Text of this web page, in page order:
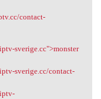
contact-
sverige.cc">monster
sverige.cc/contact-